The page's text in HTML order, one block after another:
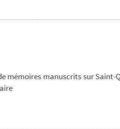
d'ant...
mémoires manuscrits sur Saint-